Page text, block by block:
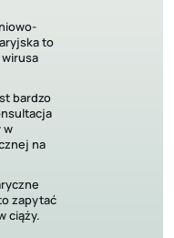
to
bardzo
w
na
zapytać
ciąży.